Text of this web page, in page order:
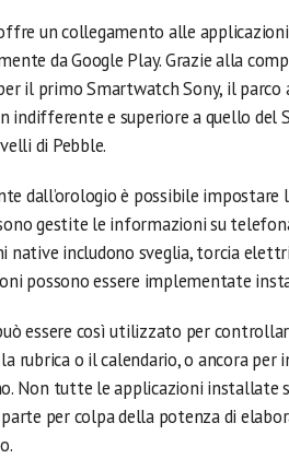
un collegamento alle
da Google Play. Grazie alla
il primo Smartwatch Sony, il
indifferente e superiore a quello del
di Pebble.
dall’orologio è possibile impostare
gestite le informazioni su
native includono sveglia, torcia
possono essere implementate
essere così utilizzato per
rubrica o il calendario, o ancora
Non tutte le applicazioni installate
per colpa della potenza di